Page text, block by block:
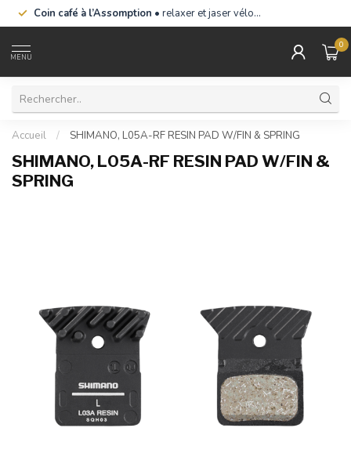
Coin café à l’Assomption • relaxer et jaser vélo…
MENU
0
Accueil / SHIMANO, L05A-RF RESIN PAD W/FIN & SPRING
SHIMANO, L05A-RF RESIN PAD W/FIN &
SPRING